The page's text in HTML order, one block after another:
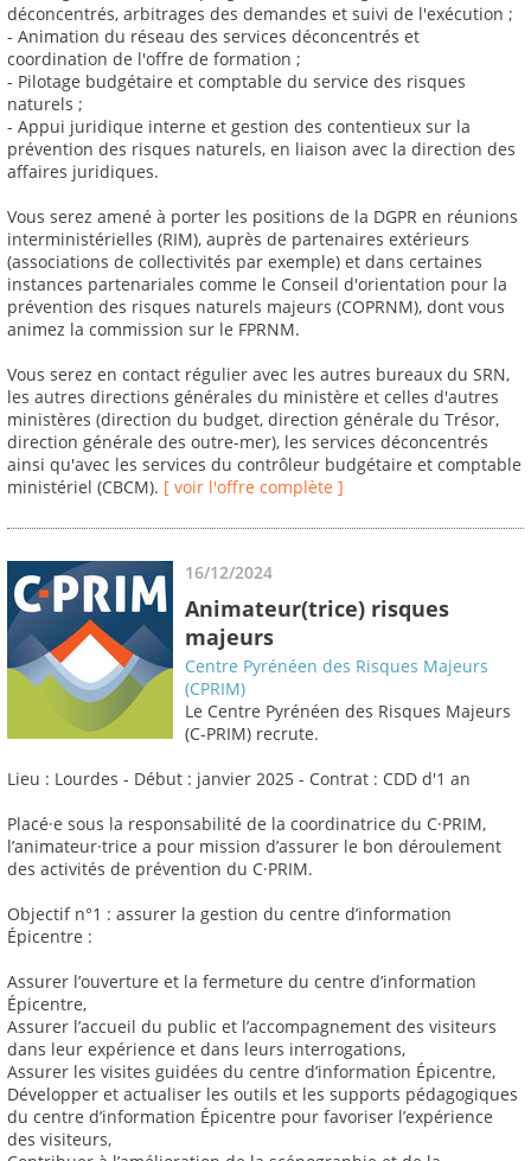
déconcentrés, arbitrages des demandes et suivi de l'exécution ;
- Animation du réseau des services déconcentrés et
coordination de l'offre de formation ;
- Pilotage budgétaire et comptable du service des risques
naturels ;
- Appui juridique interne et gestion des contentieux sur la
prévention des risques naturels, en liaison avec la direction des
affaires juridiques.
Vous serez amené à porter les positions de la DGPR en réunions
interministérielles (RIM), auprès de partenaires extérieurs
(associations de collectivités par exemple) et dans certaines
instances partenariales comme le Conseil d'orientation pour la
prévention des risques naturels majeurs (COPRNM), dont vous
animez la commission sur le FPRNM.
Vous serez en contact régulier avec les autres bureaux du SRN,
les autres directions générales du ministère et celles d'autres
ministères (direction du budget, direction générale du Trésor,
direction générale des outre-mer), les services déconcentrés
ainsi qu'avec les services du contrôleur budgétaire et comptable
ministériel (CBCM). [ voir l'offre complète ]
16/12/2024
Animateur(trice) risques
majeurs
Centre Pyrénéen des Risques Majeurs
(CPRIM)
Le Centre Pyrénéen des Risques Majeurs
(C-PRIM) recrute.
Lieu : Lourdes - Début : janvier 2025 - Contrat : CDD d'1 an
Placé·e sous la responsabilité de la coordinatrice du C·PRIM,
l’animateur·trice a pour mission d’assurer le bon déroulement
des activités de prévention du C·PRIM.
Objectif n°1 : assurer la gestion du centre d’information
Épicentre :
Assurer l’ouverture et la fermeture du centre d’information
Épicentre,
Assurer l’accueil du public et l’accompagnement des visiteurs
dans leur expérience et dans leurs interrogations,
Assurer les visites guidées du centre d’information Épicentre,
Développer et actualiser les outils et les supports pédagogiques
du centre d’information Épicentre pour favoriser l’expérience
des visiteurs,